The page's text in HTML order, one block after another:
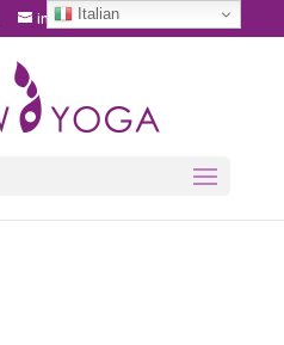
info@inflow.yoga
Italian